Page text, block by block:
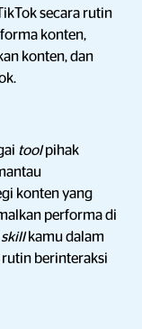
secara rutin
konten,
konten, dan
toolpihak
konten yang
performa di
skillkamu dalam
berinteraksi